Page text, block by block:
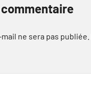
ne sera pas publiée.